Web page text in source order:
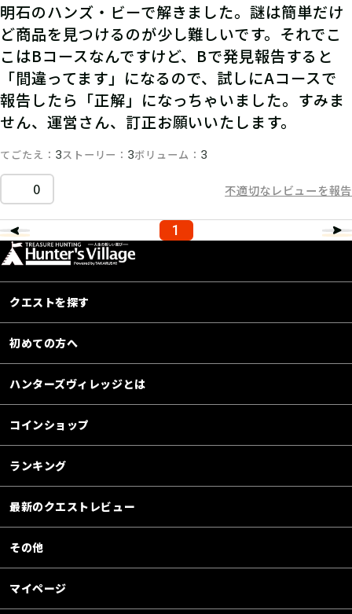
明石のハンズ・ビーで解きました。謎は簡単だけ
ど商品を見つけるのが少し難しいです。それでこ
こはBコースなんですけど、Bで発見報告すると
「間違ってます」になるので、試しにAコースで
報告したら「正解」になっちゃいました。すみま
せん、運営さん、訂正お願いいたします。
てごたえ 3ストーリー 3ボリューム 3
0 不適切なレビューを報告
1
クエストを探す
初めての方へ
ハンターズヴィレッジとは
コインショップ
ランキング
最新のクエストレビュー
その他
マイページ